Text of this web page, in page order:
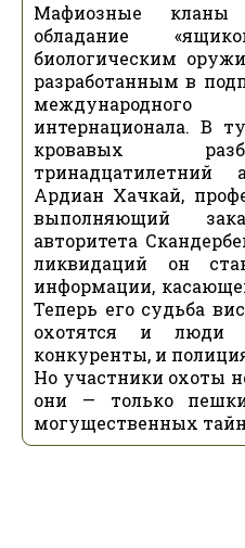
Мафиозные
обладание
биологическим
разработанным в
международного
интернационала. В
кровавых
тринадцатилетний
Ардиан Хачкай,
выполняющий
авторитета
ликвидаций он
информации,
Теперь его судьба
охотятся и люди
конкуренты, и
Но участники охоты
они — только
могущественных